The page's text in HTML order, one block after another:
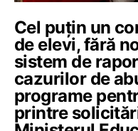
Cel puțin un
de elevi, fără
sistem de
cazurilor de
programe
printre